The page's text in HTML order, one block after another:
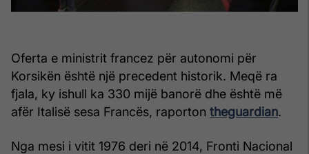
Oferta e ministrit francez për autonomi për
Korsikën është një precedent historik. Meqë ra
fjala, ky ishull ka 330 mijë banorë dhe është më
afër Italisë sesa Francës, raporton theguardian.
Nga mesi i vitit 1976 deri në 2014, Fronti Nacional